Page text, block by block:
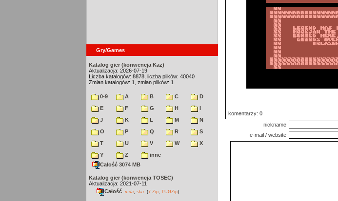
Gry/Games
Katalog gier (konwencja Kaz)
Aktualizacja: 2026-07-19
Liczba katalogów: 8878, liczba plików: 40040
Zmian katalogów: 1, zmian plików: 1
0-9 A B C
D
E
F G H
I
J
K L M
N
O
P Q R
S
T
U V W
X
Y
Z
inne
Całość 3074 MB
Katalog gier (konwencja TOSEC)
Aktualizacja: 2021-07-11
Całość md5 sha (7-Zip TUGZip)
komentarzy: 0
nickname
e-mail / website